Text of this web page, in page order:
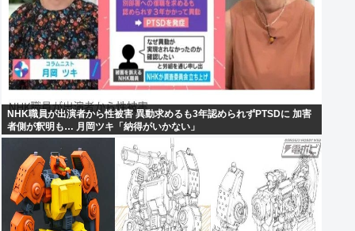
NHK職員が出演者から性被害 異動求めるも3年認められずPTSDに 加害
者側が釈明も… 月岡ツキ「納得がいかない」